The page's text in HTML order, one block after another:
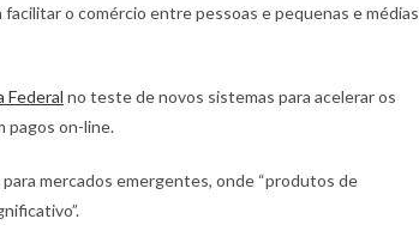
o comércio entre pessoas e pequenas e médias
Federal no teste de novos sistemas para acelerar os
pagos on-line.
mercados emergentes, onde “produtos de